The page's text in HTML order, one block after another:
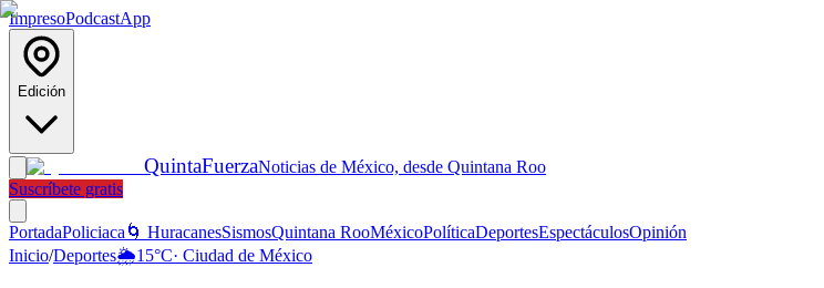
ImpresoPodcastApp
Edición
QuintaFuerzaNoticias de México, desde Quintana Roo
Suscríbete gratis
PortadaPoliciaca 🌀 HuracanesSismosQuintana RooMéxicoPolíticaDeportesEspectáculosOpinión
Inicio/Deportes🌦️15°C· Ciudad de México